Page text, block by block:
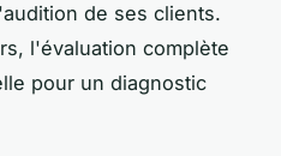
de ses clients.
l'évaluation complète
pour un diagnostic